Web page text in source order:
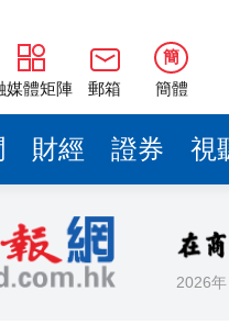
媒體矩陣 郵箱
簡
簡體
財經 證券 視
2026
山東26戶省屬國企去年
瀋陽鐵西校園閱讀活動
閩粵贛三地漢樂藝術
黎智英案｜吳良好：依
50餘位頂尖專家共話時
海南澄邁文儒煥新升級